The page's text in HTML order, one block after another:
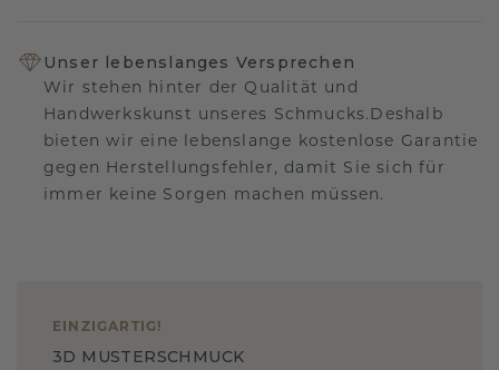
Unser lebenslanges Versprechen
Wir stehen hinter der Qualität und
Handwerkskunst unseres Schmucks.Deshalb
bieten wir eine lebenslange kostenlose Garantie
gegen Herstellungsfehler, damit Sie sich für
immer keine Sorgen machen müssen.
EINZIGARTIG !
3D MUSTERSCHMUCK